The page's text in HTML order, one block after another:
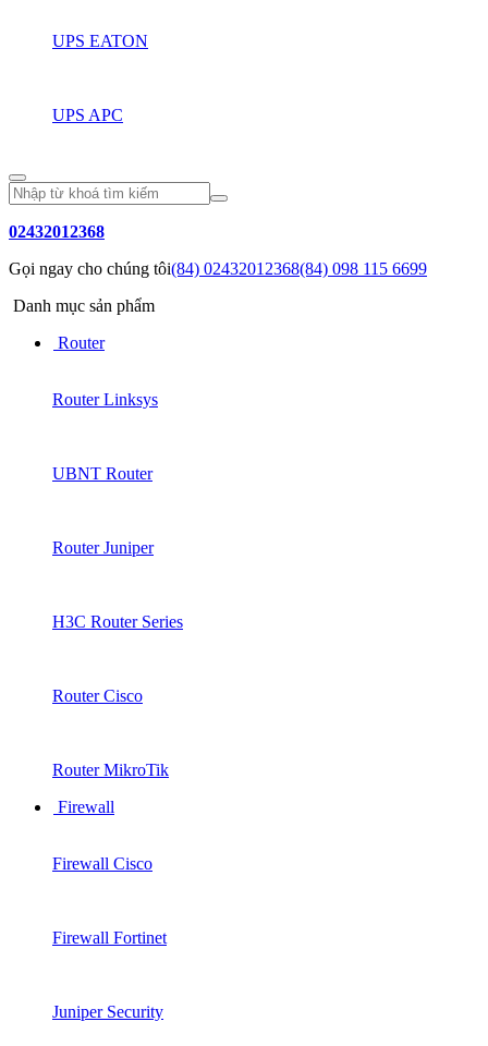
UPS EATON
UPS APC
02432012368
Gọi ngay cho chúng tôi(84) 02432012368(84) 098 115 6699
Danh mục sản phẩm
Router
Router Linksys
UBNT Router
Router Juniper
H3C Router Series
Router Cisco
Router MikroTik
Firewall
Firewall Cisco
Firewall Fortinet
Juniper Security